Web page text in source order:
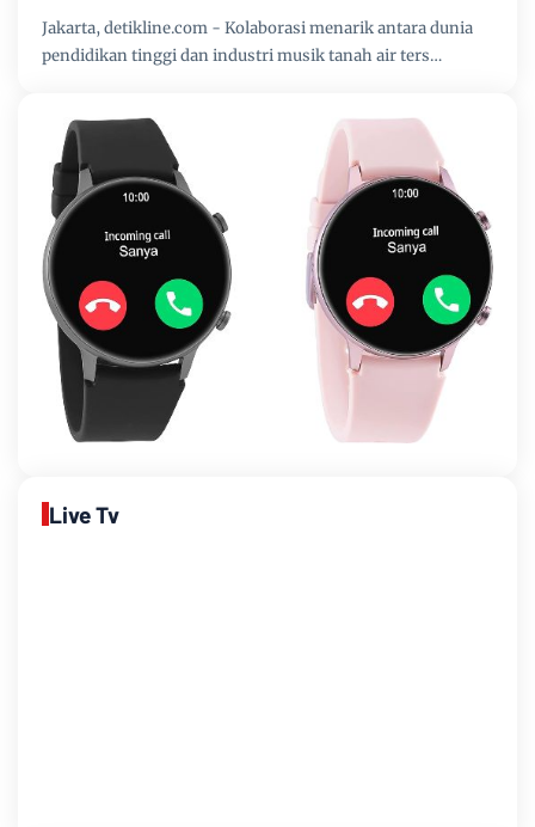
Jakarta, detikline.com - Kolaborasi menarik antara dunia
pendidikan tinggi dan industri musik tanah air ters…
Live Tv